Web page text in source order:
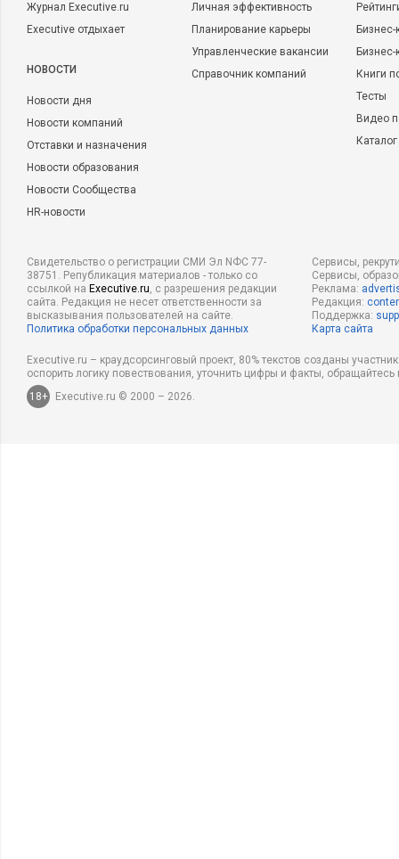
Журнал Executive.ru
Executive отдыхает
НОВОСТИ
Новости дня
Новости компаний
Отставки и назначения
Новости образования
Новости Сообщества
HR-новости
Личная эффективность
Планирование карьеры
Управленческие вакансии
Справочник компаний
Бизнес-
Книги
Тесты
Видео
Свидетельство о регистрации СМИ Эл NФС 77-
38751. Републикация материалов - только со
ссылкой на Executive.ru, с разрешения редакции
сайта. Редакция не несет ответственности за
высказывания пользователей на сайте.
Политика обработки персональных данных
Сервисы,
Сервисы,
Реклама:
Редакция:
Поддержка:
Карта сайта
Executive.ru – краудсорсинговый проект, 80% текстов созданы
оспорить логику повествования, уточнить цифры и факты,
18+
Executive.ru © 2000 – 2026.